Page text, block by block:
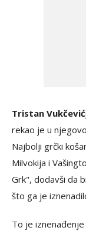
Tristan Vukčević
rekao je u
Najbolji grčki
Milvokija i
Grk", dodavši da
što ga je
To je